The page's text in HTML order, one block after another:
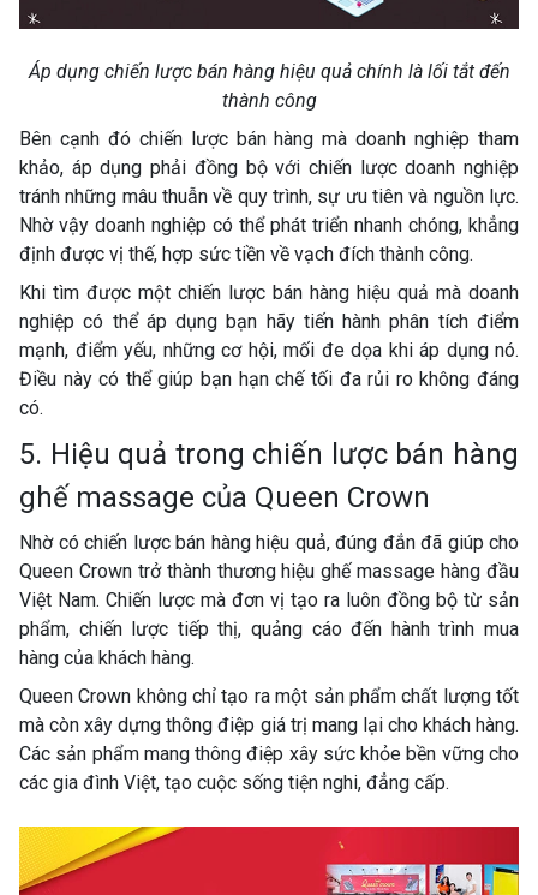
Áp dụng chiến lược bán hàng hiệu quả chính là lối tắt đến
thành công
Bên cạnh đó chiến lược bán hàng mà doanh nghiệp tham
khảo, áp dụng phải đồng bộ với chiến lược doanh nghiệp
tránh những mâu thuẫn về quy trình, sự ưu tiên và nguồn lực.
Nhờ vậy doanh nghiệp có thể phát triển nhanh chóng, khẳng
định được vị thế, hợp sức tiền về vạch đích thành công.
Khi tìm được một chiến lược bán hàng hiệu quả mà doanh
nghiệp có thể áp dụng bạn hãy tiến hành phân tích điểm
mạnh, điểm yếu, những cơ hội, mối đe dọa khi áp dụng nó.
Điều này có thể giúp bạn hạn chế tối đa rủi ro không đáng
có.
5. Hiệu quả trong chiến lược bán hàng
ghế massage của Queen Crown
Nhờ có chiến lược bán hàng hiệu quả, đúng đắn đã giúp cho
Queen Crown trở thành thương hiệu ghế massage hàng đầu
Việt Nam. Chiến lược mà đơn vị tạo ra luôn đồng bộ từ sản
phẩm, chiến lược tiếp thị, quảng cáo đến hành trình mua
hàng của khách hàng.
Queen Crown không chỉ tạo ra một sản phẩm chất lượng tốt
mà còn xây dựng thông điệp giá trị mang lại cho khách hàng.
Các sản phẩm mang thông điệp xây sức khỏe bền vững cho
các gia đình Việt, tạo cuộc sống tiện nghi, đẳng cấp.